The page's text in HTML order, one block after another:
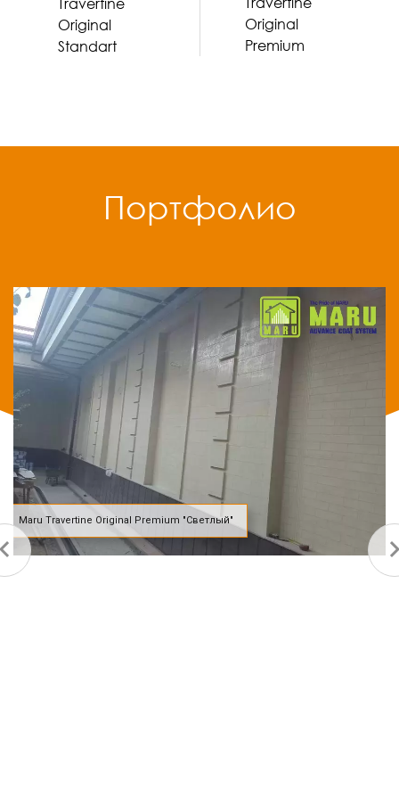
Travertine
Original
Standart
Original
Premium
Портфолио
Maru Travertine Original Premium "Светлый"